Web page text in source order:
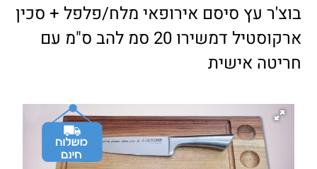
בוצ'ר עץ סיסם אירופאי מלח/פלפל + סכין
ארקוסטיל דמשירו 20 סמ להב ס"מ עם
חריטה אישית